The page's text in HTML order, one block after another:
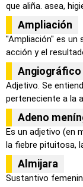
que aliña. asea,
Ampliación
"Ampliación" es
acción y el
Angiográfico
Adjetivo. Se
perteneciente a la
Adeno
Es un adjetivo (en
la fiebre pituitosa,
Almijara
Sustantivo